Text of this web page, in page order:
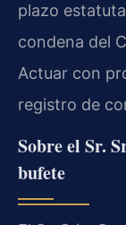
plazo
condena del
Actuar con
registro de
Sobre el Sr.
bufete